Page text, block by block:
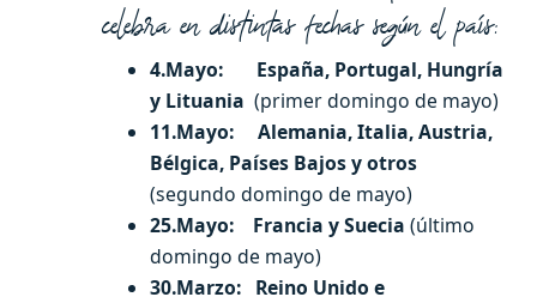
celebra en distintas fechas según el país:
4.Mayo: España, Portugal, Hungría
y Lituania (primer domingo de mayo)
11.Mayo: Alemania, Italia, Austria,
Bélgica, Países Bajos y otros
(segundo domingo de mayo)
25.Mayo: Francia y Suecia (último
domingo de mayo)
30.Marzo: Reino Unido e